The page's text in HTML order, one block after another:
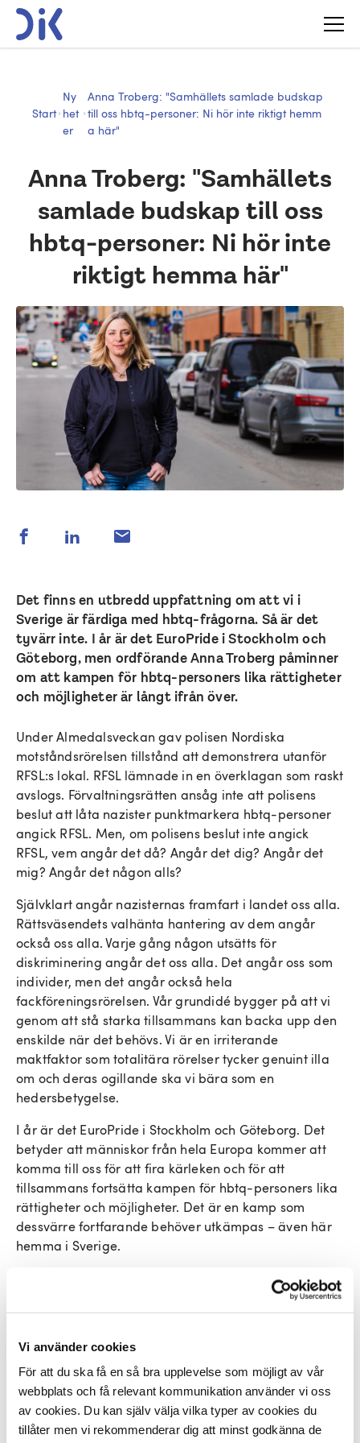
Vi använder cookies
För att du ska få en så bra upplevelse som möjligt av vår
webbplats och få relevant kommunikation använder vi oss
av cookies. Du kan själv välja vilka typer av cookies du
tillåter men vi rekommenderar dig att minst godkänna de
Start
Ny
het
er
Anna Troberg: "Samhällets samlade budskap
till oss hbtq-personer: Ni hör inte riktigt hemm
a här"
Anna Troberg: "Samhällets
samlade budskap till oss
hbtq-personer: Ni hör inte
riktigt hemma här"
Det finns en utbredd uppfattning om att vi i
Sverige är färdiga med hbtq-frågorna. Så är det
tyvärr inte. I år är det EuroPride i Stockholm och
Göteborg, men ordförande Anna Troberg påminner
om att kampen för hbtq-personers lika rättigheter
och möjligheter är långt ifrån över.
Under Almedalsveckan gav polisen Nordiska
motståndsrörelsen tillstånd att demonstrera utanför
RFSL:s lokal. RFSL lämnade in en överklagan som raskt
avslogs. Förvaltningsrätten ansåg inte att polisens
beslut att låta nazister punktmarkera hbtq-personer
angick RFSL. Men, om polisens beslut inte angick
RFSL, vem angår det då? Angår det dig? Angår det
mig? Angår det någon alls?
Självklart angår nazisternas framfart i landet oss alla.
Rättsväsendets valhänta hantering av dem angår
också oss alla. Varje gång någon utsätts för
diskriminering angår det oss alla. Det angår oss som
individer, men det angår också hela
fackföreningsrörelsen. Vår grundidé bygger på att vi
genom att stå starka tillsammans kan backa upp den
enskilde när det behövs. Vi är en irriterande
maktfaktor som totalitära rörelser tycker genuint illa
om och deras ogillande ska vi bära som en
hedersbetygelse.
I år är det EuroPride i Stockholm och Göteborg. Det
betyder att människor från hela Europa kommer att
komma till oss för att fira kärleken och för att
tillsammans fortsätta kampen för hbtq-personers lika
rättigheter och möjligheter. Det är en kamp som
dessvärre fortfarande behöver utkämpas – även här
hemma i Sverige.
Det finns en utbredd uppfattning om att vi i Sverige är
färdiga med hbtq-frågorna. Så är det tyvärr inte. I
själva verket har den positiva utvecklingen i flera
rasat från en hedrande förstaplats till en snöplig
delad tiondeplats på ILGA:s (International Lesbian,
Gay, Bisexual, Trans and Intersex Association) hbtq-
rankning av Europas länder. Vi håller på att tappa
greppet om hbtq-frågorna och det får så klart